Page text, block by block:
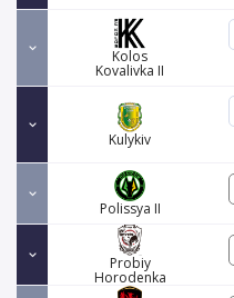
Kolos
Kovalivka II
Kulykiv
Polissya II
Probiy
Horodenka